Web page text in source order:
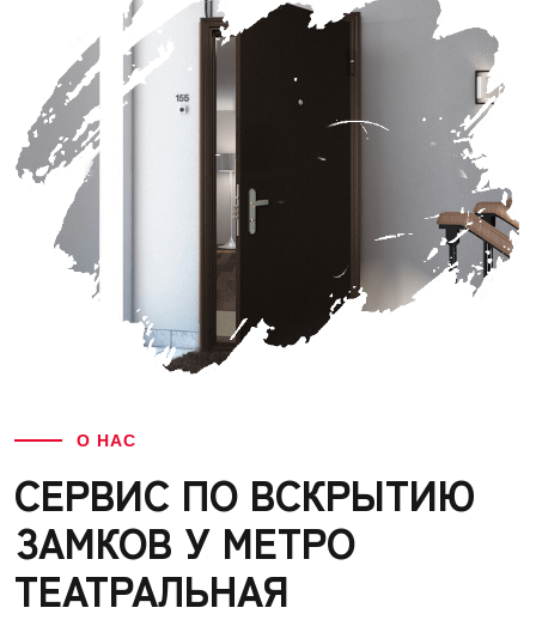
О НАС
СЕРВИС ПО ВСКРЫТИЮ
ЗАМКОВ У МЕТРО
ТЕАТРАЛЬНАЯ